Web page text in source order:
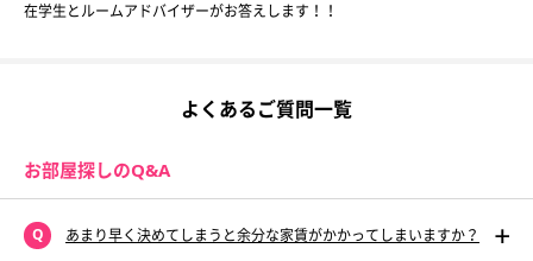
在学生とルームアドバイザーがお答えします！！
よくあるご質問一覧
お部屋探しのQ&A
あまり早く決めてしまうと余分な家賃がかかってしまいますか？